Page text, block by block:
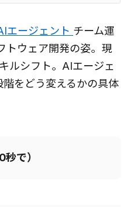
エージェント チーム運
トウェア開発の姿。現
ルシフト。AIエージェ
をどう変えるかの具体
で）